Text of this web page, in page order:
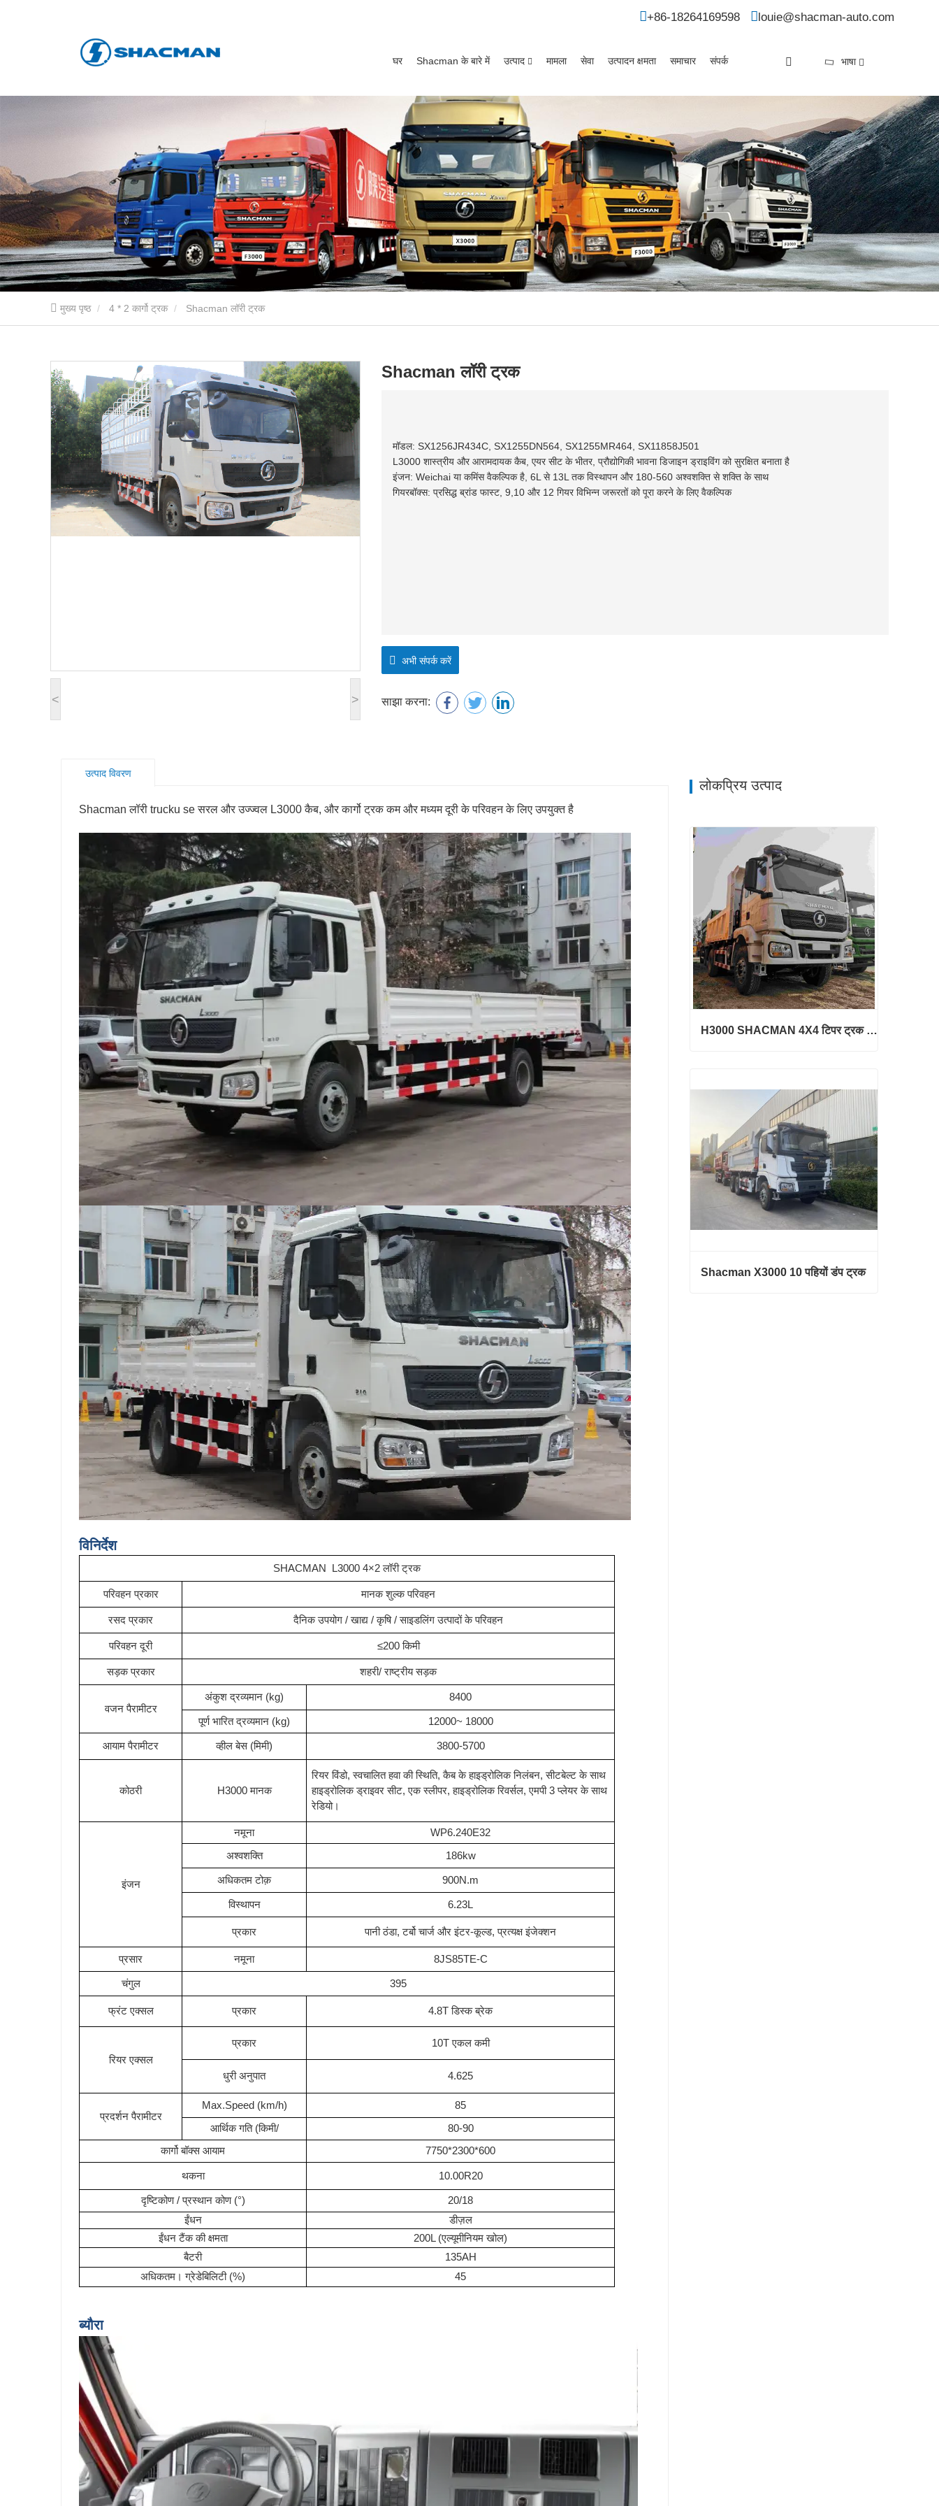
+86-18264169598 louie@shacman-auto.com
घर Shacman के बारे में उत्पाद मामला सेवा उत्पादन क्षमता समाचार संपर्क भाषा
मुख्य पृष्ठ 4 * 2 कार्गो ट्रक Shacman लॉरी ट्रक
< >
Shacman लॉरी ट्रक
मॉडल: SX1256JR434C, SX1255DN564, SX1255MR464, SX11858J501
L3000 शास्त्रीय और आरामदायक कैब, एयर सीट के भीतर, प्रौद्योगिकी भावना डिजाइन ड्राइविंग को सुरक्षित बनाता है
इंजन: Weichai या कमिंस वैकल्पिक है, 6L से 13L तक विस्थापन और 180-560 अश्वशक्ति से शक्ति के साथ
गियरबॉक्स: प्रसिद्ध ब्रांड फास्ट, 9,10 और 12 गियर विभिन्न जरूरतों को पूरा करने के लिए वैकल्पिक
अभी संपर्क करें
साझा करना:
उत्पाद विवरण
Shacman लॉरी trucku se सरल और उज्ज्वल L3000 कैब, और कार्गो ट्रक कम और मध्यम दूरी के परिवहन के लिए उपयुक्त है
विनिर्देश
SHACMAN L3000 4×2 लॉरी ट्रक
परिवहन प्रकार मानक शुल्क परिवहन
रसद प्रकार दैनिक उपयोग / खाद्य / कृषि / साइडलिंग उत्पादों के परिवहन
परिवहन दूरी ≤200 किमी
सड़क प्रकार शहरी/ राष्ट्रीय सड़क
वजन पैरामीटर
अंकुश द्रव्यमान (kg) 8400
पूर्ण भारित द्रव्यमान (kg) 12000~ 18000
आयाम पैरामीटर व्हील बेस (मिमी) 3800-5700
कोठरी H3000 मानक
रियर विंडो, स्वचालित हवा की स्थिति, कैब के हाइड्रोलिक निलंबन, सीटबेल्ट के साथ
हाइड्रोलिक ड्राइवर सीट, एक स्लीपर, हाइड्रोलिक रिवर्सल, एमपी 3 प्लेयर के साथ
रेडियो।
इंजन
नमूना
WP6.240E32
अश्वशक्ति
186kw
अधिकतम टोक़ 900N.m
विस्थापन 6.23L
प्रकार पानी ठंडा, टर्बो चार्ज और इंटर-कूल्ड, प्रत्यक्ष इंजेक्शन
प्रसार नमूना 8JS85TE-C
चंगुल 395
फ्रंट एक्सल प्रकार 4.8T डिस्क ब्रेक
रियर एक्सल
प्रकार 10T एकल कमी
धुरी अनुपात 4.625
प्रदर्शन पैरामीटर
Max.Speed (km/h)
85
आर्थिक गति (किमी/
80-90
कार्गो बॉक्स आयाम
7750*2300*600
थकना 10.00R20
दृष्टिकोण / प्रस्थान कोण (°)
20/18
ईंधन
डीज़ल
ईंधन टैंक की क्षमता
200L (एल्यूमीनियम खोल)
बैटरी
135AH
अधिकतम। ग्रेडेबिलिटी (%)
45
ब्यौरा
लोकप्रिय उत्पाद
H3000 SHACMAN 4X4 टिपर ट्रक बिक्री के लिए
Shacman X3000 10 पहियों डंप ट्रक